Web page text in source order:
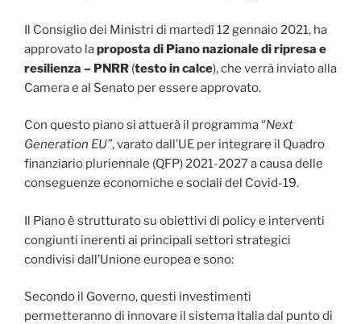
Il Consiglio dei Ministri di martedì 12 gennaio 2021, ha
approvato laproposta di Piano nazionale di ripresa e
resilienza – PNRR (testo in calce), che verrà inviato alla
Camera e al Senato per essere approvato.
Con questo piano si attuerà il programma “Next
Generation EU”, varato dall’UE per integrare il Quadro
finanziario pluriennale (QFP) 2021-2027 a causa delle
conseguenze economiche e sociali del Covid-19.
Il Piano è strutturato su obiettivi di policy e interventi
congiunti inerenti ai principali settori strategici
condivisi dall’Unione europea e sono:
Secondo il Governo, questi investimenti
permetteranno di innovare il sistema Italia dal punto di